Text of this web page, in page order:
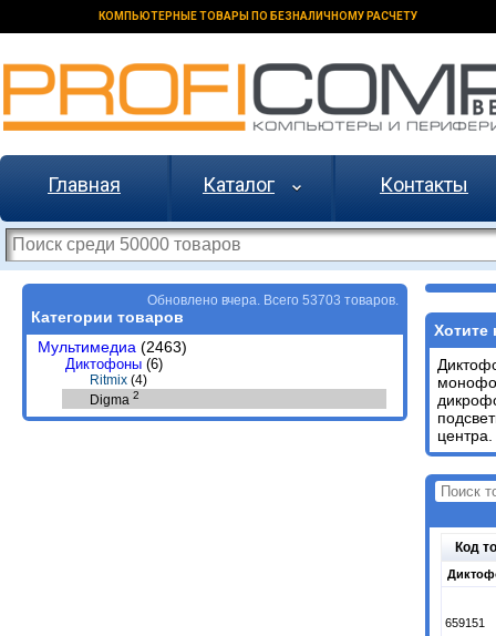
КОМПЬЮТЕРНЫЕ ТОВАРЫ ПО БЕЗНАЛИЧНОМУ РАСЧЕТУ
Главная Каталог Контакты
Обновлено вчера. Всего 53703 товаров.
Категории товаров
Мультимедиа (2463)
Диктофоны (6)
Ritmix (4)
Digma 2
Хотите
центра.
Код
659151